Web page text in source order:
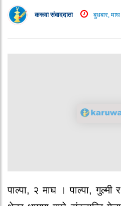
करूवा संवाददाता बुधबार,
पाल्पा, २ माघ । पाल्पा,